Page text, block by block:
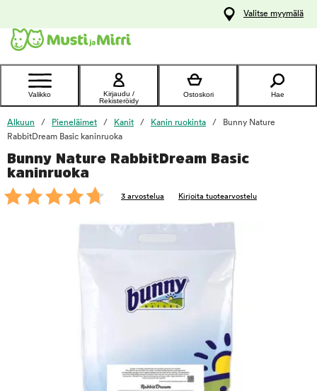
Ota yhteyttä
asiakaspalveluun
Valitse myymälä
Valikko
Kirjaudu /
Rekisteröidy
Ostoskori Hae
Alkuun Pieneläimet Kanit Kanin ruokinta
Bunny Nature
RabbitDream Basic kaninruoka
Bunny Nature RabbitDream Basic
kaninruoka
3 arvostelua Kirjoita tuotearvostelu
foo